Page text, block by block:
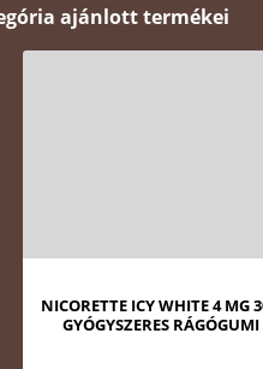
ajánlott termékei
NICORETTE ICY WHITE 4 MG
GYÓGYSZERES RÁGÓGUMI